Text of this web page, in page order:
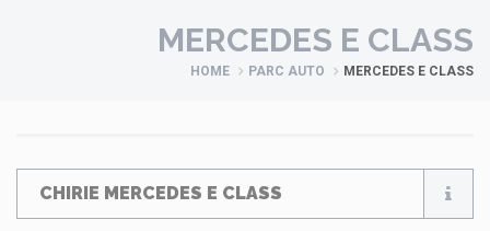
MERCEDES E CLASS
HOME PARC AUTO MERCEDES E CLASS
CHIRIE MERCEDES E CLASS